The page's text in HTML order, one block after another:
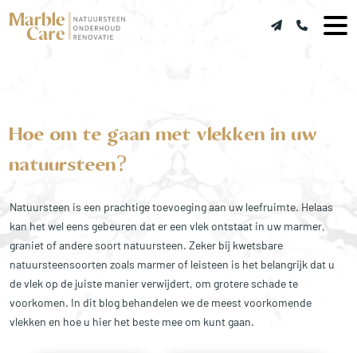
Hoe om te gaan met vlekken in uw
natuursteen?
Natuursteen is een prachtige toevoeging aan uw leefruimte. Helaas
kan het wel eens gebeuren dat er een vlek ontstaat in uw marmer,
graniet of andere soort natuursteen. Zeker bij kwetsbare
natuursteensoorten zoals marmer of leisteen is het belangrijk dat u
de vlek op de juiste manier verwijdert, om grotere schade te
voorkomen. In dit blog behandelen we de meest voorkomende
vlekken en hoe u hier het beste mee om kunt gaan.